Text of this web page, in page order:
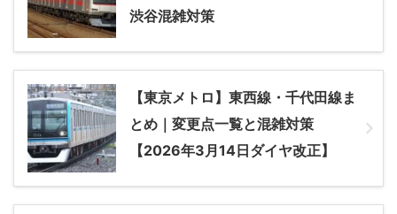
渋谷混雑対策
【東京メトロ】東西線・千代田線ま
とめ｜変更点一覧と混雑対策
【2026年3月14日ダイヤ改正】